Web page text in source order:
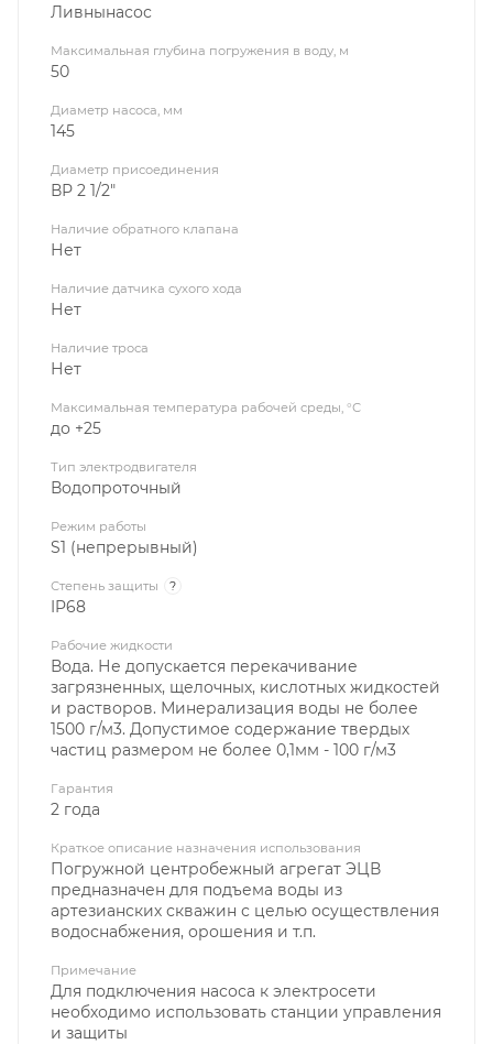
Ливнынасос
Максимальная глубина погружения в воду, м
50
Диаметр насоса, мм
145
Диаметр присоединения
ВР 2 1/2"
Наличие обратного клапана
Нет
Наличие датчика сухого хода
Нет
Наличие троса
Нет
Максимальная температура рабочей среды, °С
до +25
Тип электродвигателя
Водопроточный
Режим работы
S1 (непрерывный)
Степень защиты ?
IP68
Рабочие жидкости
Вода. Не допускается перекачивание
загрязненных, щелочных, кислотных жидкостей
и растворов. Минерализация воды не более
1500 г/м3. Допустимое содержание твердых
частиц размером не более 0,1мм - 100 г/м3
Гарантия
2 года
Краткое описание назначения использования
Погружной центробежный агрегат ЭЦВ
предназначен для подъема воды из
артезианских скважин с целью осуществления
водоснабжения, орошения и т.п.
Примечание
Для подключения насоса к электросети
необходимо использовать станции управления
и защиты